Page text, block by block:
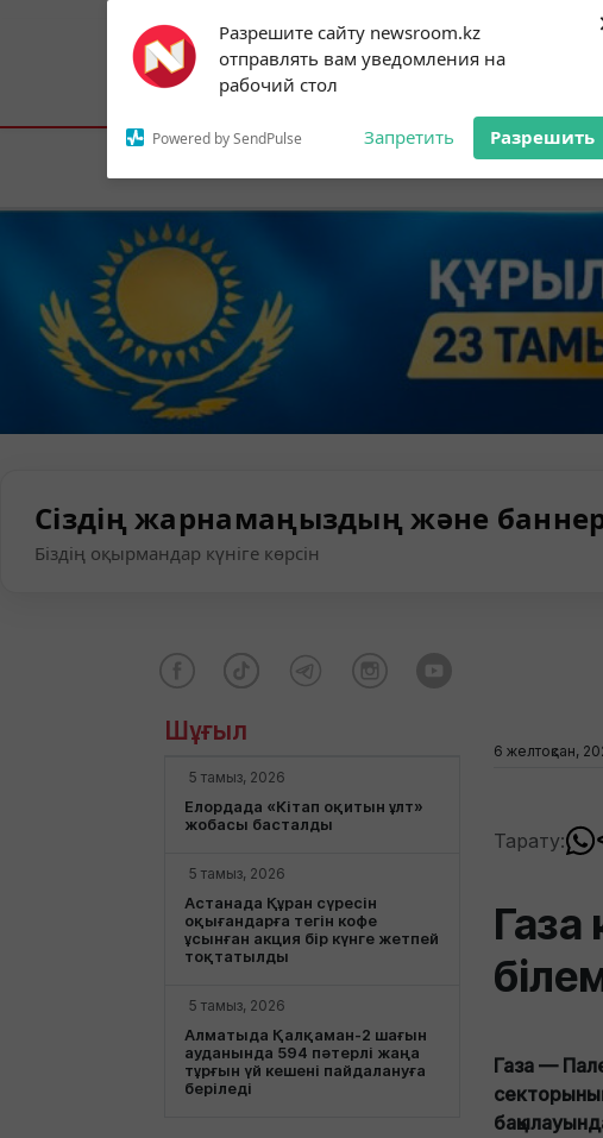
Разрешите сайту newsroom.kz
отправлять вам уведомления на
рабочий стол
Powered by SendPulse Запретить Разрешить
Subscribe to our
notifications!
To enable permission prompts, click on
the notification icon
Астана:16°C Алматы:19°C Шымкент:
Елорда
Сіздің жарнамаңыздың және
Біздің оқырмандар күніге көрсін
Шұғыл
5 тамыз, 2026
Елордада «Кітап оқитын ұлт»
жобасы басталды
5 тамыз, 2026
Астанада Құран сүресін
оқығандарға тегін кофе
ұсынған акция бір күнге жетпей
тоқтатылды
5 тамыз, 2026
Алматыда Қалқаман-2 шағын
ауданында 594 пәтерлі жаңа
тұрғын үй кешені пайдалануға
беріледі
6 желтоқсан,
Тарату:
Газа —
секторының